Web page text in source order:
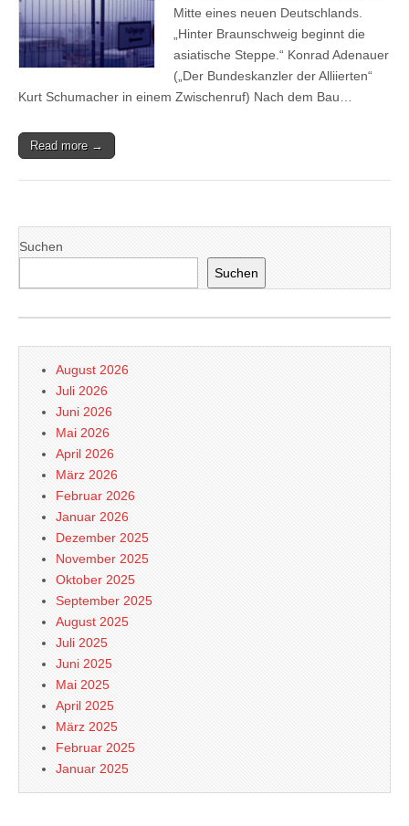
Mitte eines neuen Deutschlands.
„Hinter Braunschweig beginnt die
asiatische Steppe.“ Konrad Adenauer
(„Der Bundeskanzler der Alliierten“
Kurt Schumacher in einem Zwischenruf) Nach dem Bau…
Read more →
Suchen
Suchen
August 2026
Juli 2026
Juni 2026
Mai 2026
April 2026
März 2026
Februar 2026
Januar 2026
Dezember 2025
November 2025
Oktober 2025
September 2025
August 2025
Juli 2025
Juni 2025
Mai 2025
April 2025
März 2025
Februar 2025
Januar 2025